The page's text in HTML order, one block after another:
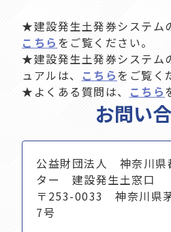
★建設発生土発券システム
こちら をご覧ください。
★建設発生土発券システム
ュアルは、 こちらをご覧く
★よくある質問は、 こちら
お問い
公益財団法人 神奈川県
ター 建設発生土窓口
〒253-0033 神奈川県
7号